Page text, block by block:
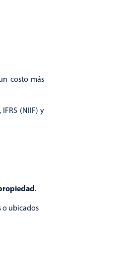
costo más
(NIIF) y
.
o ubicados